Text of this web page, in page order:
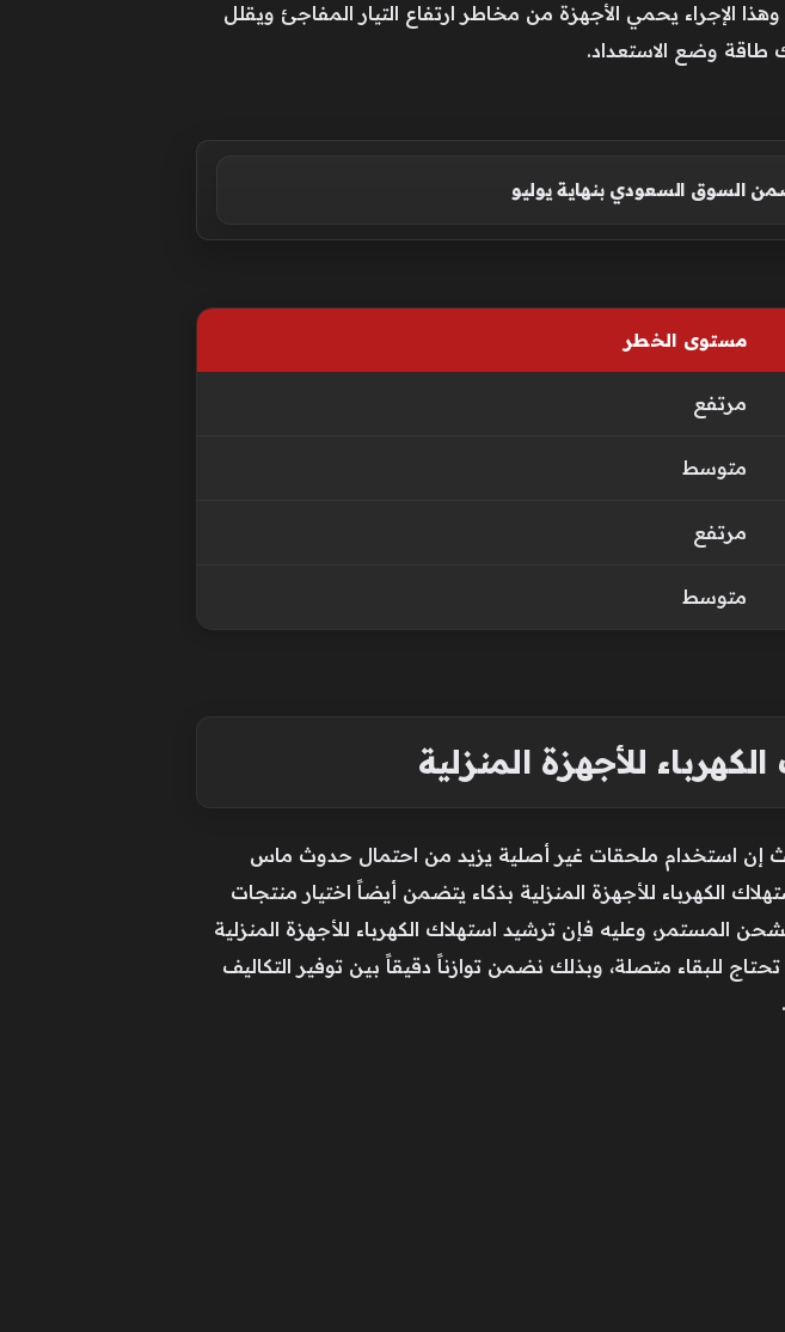
وهذا الإجراء يحمي الأجهزة من مخاطر ارتفاع التيار المفاجئ ويقلل
طاقة وضع الاستعداد.
مستوى الخطر
مرتفع
متوسط
مرتفع
متوسط
للأجهزة المنزلية
إن استخدام ملحقات غير أصلية يزيد من احتمال حدوث ماس
الكهرباء للأجهزة المنزلية بذكاء يتضمن أيضاً اختيار منتجات
المستمر، وعليه فإن ترشيد استهلاك الكهرباء للأجهزة المنزلية
للبقاء متصلة، وبذلك نضمن توازناً دقيقاً بين توفير التكاليف